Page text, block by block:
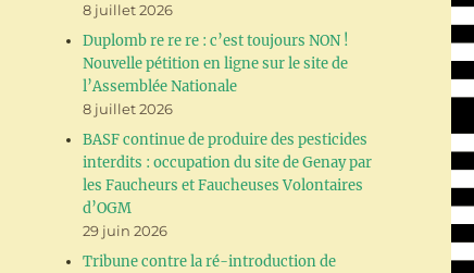
8 juillet 2026
Duplomb re re re : c’est toujours NON !
Nouvelle pétition en ligne sur le site de
l’Assemblée Nationale
8 juillet 2026
BASF continue de produire des pesticides
interdits : occupation du site de Genay par
les Faucheurs et Faucheuses Volontaires
d’OGM
29 juin 2026
Tribune contre la ré-introduction de